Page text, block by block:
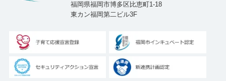
福岡県福岡市博多区比恵町1-18
東カン福岡第二ビル3F